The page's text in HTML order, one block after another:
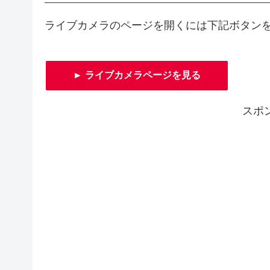
ライブカメラのページを開くには下記ボタン
► ライブカメラページを見る
スポ